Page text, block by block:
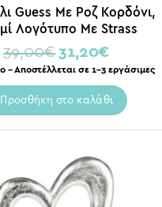
Guess Με Ροζ Κορδόνι,
Λογότυπο Με Strass
39,00€ 31,20€
– Αποστέλλεται σε 1-3 εργάσιμες
Προσθήκη στο καλάθι